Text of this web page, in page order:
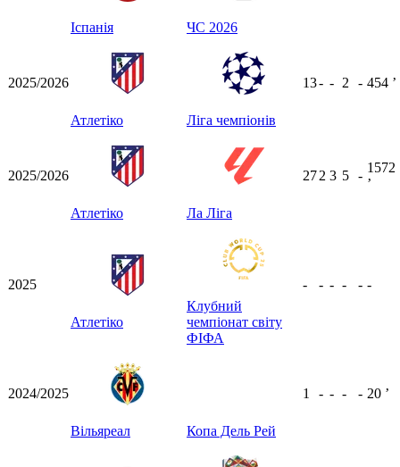
Іспанія ЧС 2026
2025/2026
Атлетіко Ліга чемпіонів
13- - 2 - 454 ʼ
2025/2026
Атлетіко Ла Ліга
272 3 5 -
1572
ʼ
2025
Атлетіко
Клубний
чемпіонат світу
ФІФА
- - - - - -
2024/2025
Вільяреал Копа Дель Рей
1 - - - - 20 ʼ